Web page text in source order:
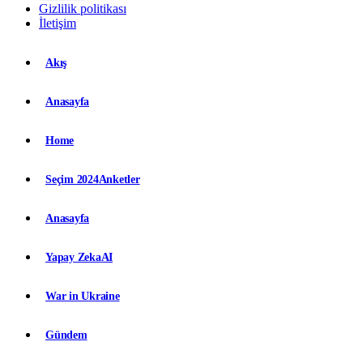
Gizlilik politikası
İletişim
Akış
Anasayfa
Home
Seçim 2024Anketler
Anasayfa
Yapay ZekaAI
War in Ukraine
Gündem